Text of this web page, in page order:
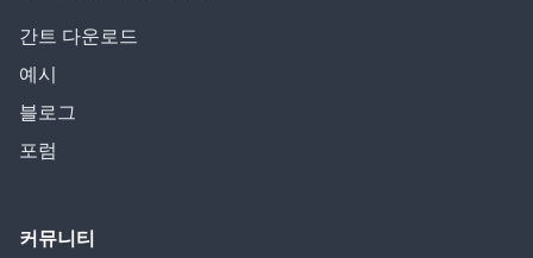
간트 다운로드
예시
블로그
포럼
커뮤니티